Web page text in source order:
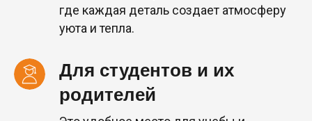
где каждая деталь создает атмосферу
уюта и тепла.
Для студентов и их
родителей